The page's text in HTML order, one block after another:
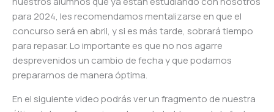
para 2024, les recomendamos mentalizarse en que el
concurso será en abril, y si es más tarde, sobrará tiempo
para repasar. Lo importante es que no nos agarre
desprevenidos un cambio de fecha y que podamos
prepararnos de manera óptima.
En el siguiente video podrás ver un fragmento de nuestra